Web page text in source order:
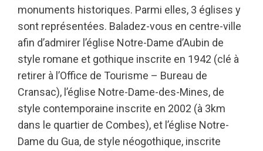
monuments historiques. Parmi elles, 3 églises y
sont représentées. Baladez-vous en centre-ville
afin d’admirer l’église Notre-Dame d’Aubin de
style romane et gothique inscrite en 1942 (clé à
retirer à l’Office de Tourisme – Bureau de
Cransac), l’église Notre-Dame-des-Mines, de
style contemporaine inscrite en 2002 (à 3km
dans le quartier de Combes), et l’église Notre-
Dame du Gua, de style néogothique, inscrite